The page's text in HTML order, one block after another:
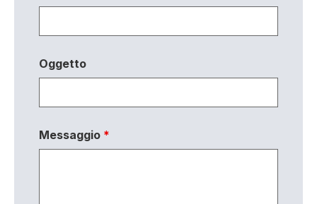
Oggetto
Messaggio *